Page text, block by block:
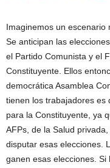
Imaginemos un escenario
Se anticipan las
el Partido Comunista y el
Constituyente. Ellos
democrática Asamblea
tienen los trabajadores es
para la Constituyente, ya
AFPs, de la Salud
disputar esas elecciones.
ganen esas elecciones.